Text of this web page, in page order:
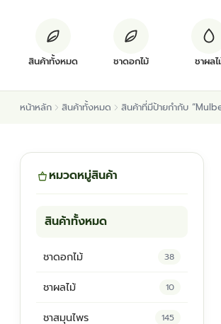
สินค้าทั้งหมด ชาดอกไม้ ชาผลไ
หน้าหลัก สินค้าทั้งหมด สินค้าที่มีป้ายกำกับ
หมวดหมู่สินค้า
สินค้าทั้งหมด
ชาดอกไม้ 38
ชาผลไม้ 10
ชาสมุนไพร 145